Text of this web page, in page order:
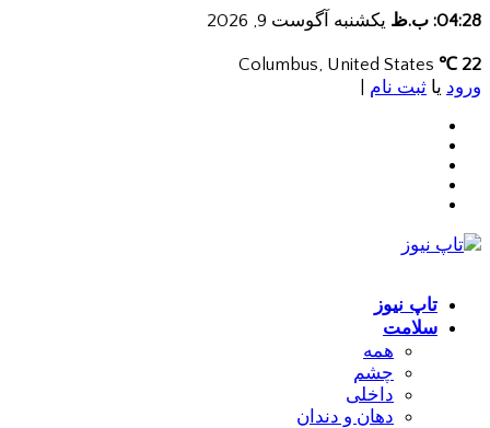
04:28: ب.ظ یکشنبه آگوست 9, 2026
22 ℃
ورود یا ثبت نام
تاپ نیوز
سلامت
همه
چشم
داخلی
دهان و دندان